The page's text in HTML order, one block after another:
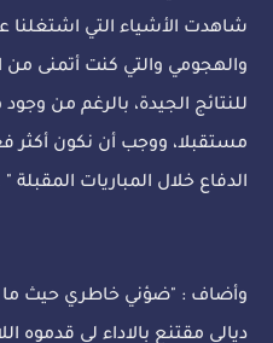
شاهدت الأشياء التي اشتغلنا
والهجومي والتي كنت أتمنى من
للنتائج الجيدة، بالرغم من
مستقبلا، ووجب أن نكون أكثر
الدفاع خلال المباريات المقبلة "
وأضاف : "ضؤني خاطري حيث ما
ديالي مقتنع بالاداء لي قدموه